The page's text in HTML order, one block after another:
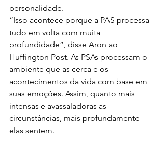
personalidade.
“Isso acontece porque a PAS processa
tudo em volta com muita
profundidade”, disse Aron ao
Huffington Post. As PSAs processam o
ambiente que as cerca e os
acontecimentos da vida com base em
suas emoções. Assim, quanto mais
intensas e avassaladoras as
circunstâncias, mais profundamente
elas sentem.